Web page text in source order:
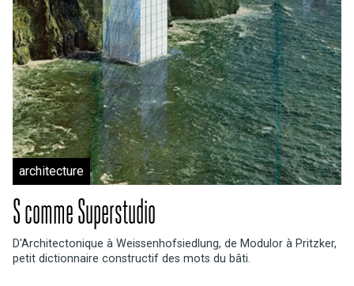
architecture
S comme Superstudio
D'Architectonique à Weissenhofsiedlung, de Modulor à Pritzker,
petit dictionnaire constructif des mots du bâti.